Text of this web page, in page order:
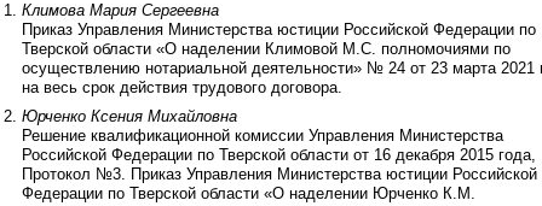
Климова Мария Сергеевна
Приказ Управления Министерства юстиции Российской Федерации по
Тверской области «О наделении Климовой М.С. полномочиями по
осуществлению нотариальной деятельности» № 24 от 23 марта 2021
на весь срок действия трудового договора.
Юрченко Ксения Михайловна
Решение квалификационной комиссии Управления Министерства
Российской Федерации по Тверской области от 16 декабря 2015 года,
Протокол №3. Приказ Управления Министерства юстиции Российской
Федерации по Тверской области «О наделении Юрченко К.М.